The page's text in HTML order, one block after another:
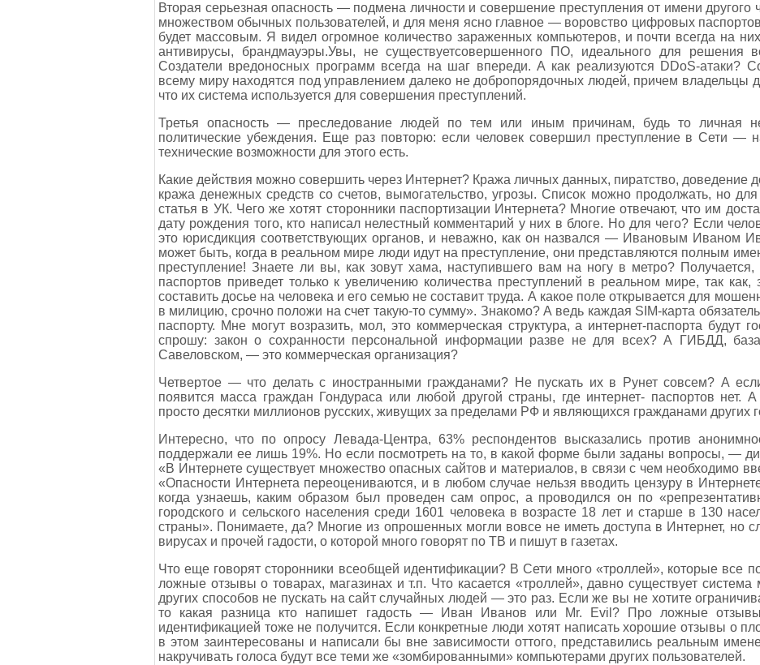
Вторая серьезная опасность — подмена личности и совершение преступления от имени другого
множеством обычных пользователей, и для меня ясно главное — воровство цифровых
будет массовым. Я видел огромное количество зараженных компьютеров, и почти всегда на
антивирусы, брандмауэры.Увы, не существуетсовершенного ПО, идеального для решения
Создатели вредоносных программ всегда на шаг впереди. А как реализуются DDoS-атаки?
всему миру находятся под управлением далеко не добропорядочных людей, причем владельцы
что их система используется для совершения преступлений.
Третья опасность — преследование людей по тем или иным причинам, будь то личная
политические убеждения. Еще раз повторю: если человек совершил преступление в Сети —
технические возможности для этого есть.
Какие действия можно совершить через Интернет? Кража личных данных, пиратство, доведение
кража денежных средств со счетов, вымогательство, угрозы. Список можно продолжать, но
статья в УК. Чего же хотят сторонники паспортизации Интернета? Многие отвечают, что им
дату рождения того, кто написал нелестный комментарий у них в блоге. Но для чего? Если
это юрисдикция соответствующих органов, и неважно, как он назвался — Ивановым Иваном
может быть, когда в реальном мире люди идут на преступление, они представляются полным
преступление! Знаете ли вы, как зовут хама, наступившего вам на ногу в метро? Получается,
паспортов приведет только к увеличению количества преступлений в реальном мире, так
составить досье на человека и его семью не составит труда. А какое поле открывается для
в милицию, срочно положи на счет такую-то сумму». Знакомо? А ведь каждая SIM-карта
паспорту. Мне могут возразить, мол, это коммерческая структура, а интернет-паспорта будут
спрошу: закон о сохранности персональной информации разве не для всех? А ГИБДД,
Савеловском, — это коммерческая организация?
Четвертое — что делать с иностранными гражданами? Не пускать их в Рунет совсем? А
появится масса граждан Гондураса или любой другой страны, где интернет- паспортов нет.
просто десятки миллионов русских, живущих за пределами РФ и являющихся гражданами других
Интересно, что по опросу Левада-Центра, 63% респондентов высказались против
поддержали ее лишь 19%. Но если посмотреть на то, в какой форме были заданы вопросы, —
«В Интернете существует множество опасных сайтов и материалов, в связи с чем необходимо
«Опасности Интернета переоцениваются, и в любом случае нельзя вводить цензуру в
когда узнаешь, каким образом был проведен сам опрос, а проводился он по
городского и сельского населения среди 1601 человека в возрасте 18 лет и старше в 130
страны». Понимаете, да? Многие из опрошенных могли вовсе не иметь доступа в Интернет, но
вирусах и прочей гадости, о которой много говорят по ТВ и пишут в газетах.
Что еще говорят сторонники всеобщей идентификации? В Сети много «троллей», которые все
ложные отзывы о товарах, магазинах и т.п. Что касается «троллей», давно существует
других способов не пускать на сайт случайных людей — это раз. Если же вы не хотите
то какая разница кто напишет гадость — Иван Иванов или Mr. Evil? Про ложные
идентификацией тоже не получится. Если конкретные люди хотят написать хорошие отзывы о
в этом заинтересованы и написали бы вне зависимости оттого, представились реальным
накручивать голоса будут все теми же «зомбированными» компьютерами других пользователей.